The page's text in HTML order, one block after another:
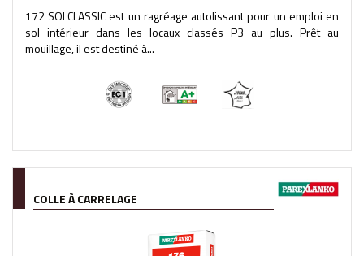
172 SOLCLASSIC est un ragréage autolissant pour un emploi en
sol intérieur dans les locaux classés P3 au plus. Prêt au
mouillage, il est destiné à...
COLLE À CARRELAGE